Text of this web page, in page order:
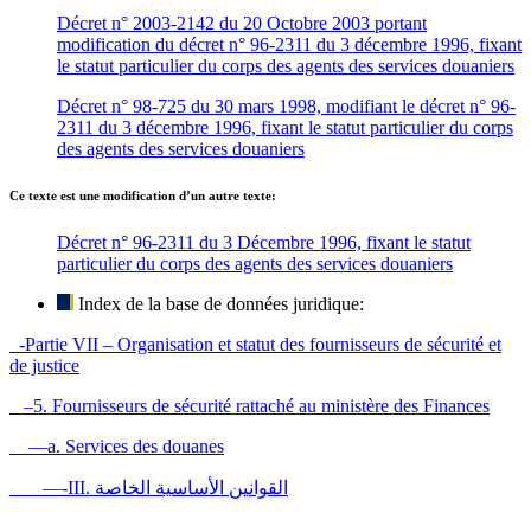
Décret n° 2003-2142 du 20 Octobre 2003 portant
modification du décret n° 96-2311 du 3 décembre 1996, fixant
le statut particulier du corps des agents des services douaniers
Décret n° 98-725 du 30 mars 1998, modifiant le décret n° 96-
2311 du 3 décembre 1996, fixant le statut particulier du corps
des agents des services douaniers
Ce texte est une modification d’un autre texte:
Décret n° 96-2311 du 3 Décembre 1996, fixant le statut
particulier du corps des agents des services douaniers
Index de la base de données juridique:
-Partie VII – Organisation et statut des fournisseurs de sécurité et
de justice
–5. Fournisseurs de sécurité rattaché au ministère des Finances
—a. Services des douanes
—-III. القوانين الأساسية الخاصة